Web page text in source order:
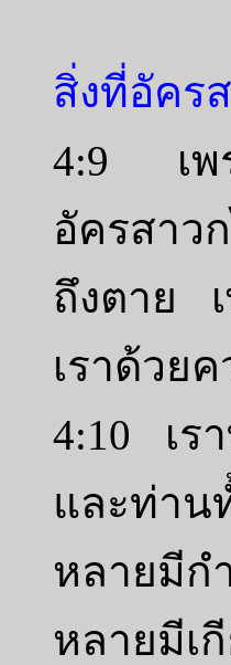
สิ่งที่อัคร
4:9 เพร
อัครสาว
ถึงตาย
เราด้วย
4:10 เร
และท่าน
หลายมีก
หลายมีเ